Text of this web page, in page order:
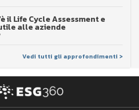
il Life Cycle Assessment e
alle aziende
Vedi tutti gli approfondimenti >